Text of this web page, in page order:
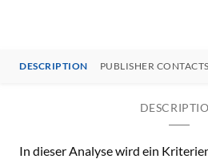
DESCRIPTION PUBLISHER CONTACTS
In dieser Analyse wird ein